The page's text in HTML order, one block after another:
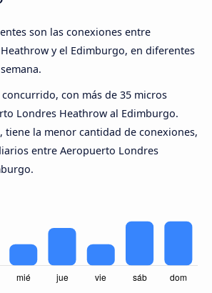
son las conexiones entre
y el Edimburgo, en diferentes
con más de 35 micros
Londres Heathrow al Edimburgo.
tiene la menor cantidad de conexiones,
entre Aeropuerto Londres